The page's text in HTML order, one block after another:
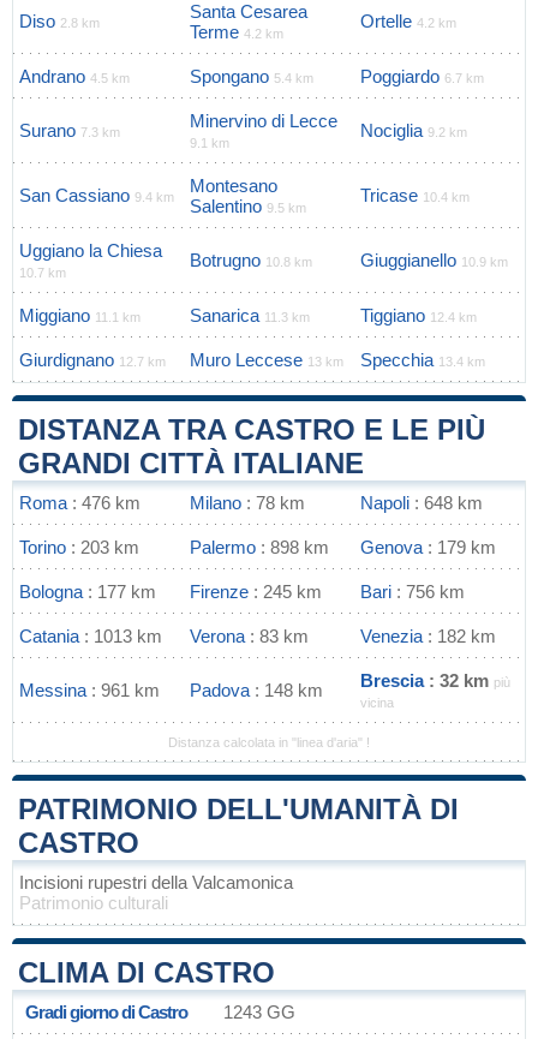
Diso 2.8 km
Santa Cesarea
Terme 4.2 km
Ortelle 4.2 km
Andrano 4.5 km Spongano 5.4 km Poggiardo 6.7 km
Surano 7.3 km
Minervino di Lecce
9.1 km
Nociglia 9.2 km
San Cassiano 9.4 km
Montesano
Salentino 9.5 km
Tricase 10.4 km
Uggiano la Chiesa
10.7 km
Botrugno 10.8 km Giuggianello 10.9 km
Miggiano 11.1 km Sanarica 11.3 km Tiggiano 12.4 km
Giurdignano 12.7 km Muro Leccese 13 km Specchia 13.4 km
DISTANZA TRA CASTRO E LE PIÙ
GRANDI CITTÀ ITALIANE
Roma : 476 km Milano : 78 km Napoli : 648 km
Torino : 203 km Palermo : 898 km Genova : 179 km
Bologna : 177 km Firenze : 245 km Bari : 756 km
Catania : 1013 km Verona : 83 km Venezia : 182 km
Messina : 961 km Padova : 148 km Brescia: 32 km più
vicina
Distanza calcolata in "linea d'aria" !
PATRIMONIO DELL'UMANITÀ DI
CASTRO
Incisioni rupestri della Valcamonica
Patrimonio culturali
CLIMA DI CASTRO
Gradi giorno di Castro 1243 GG